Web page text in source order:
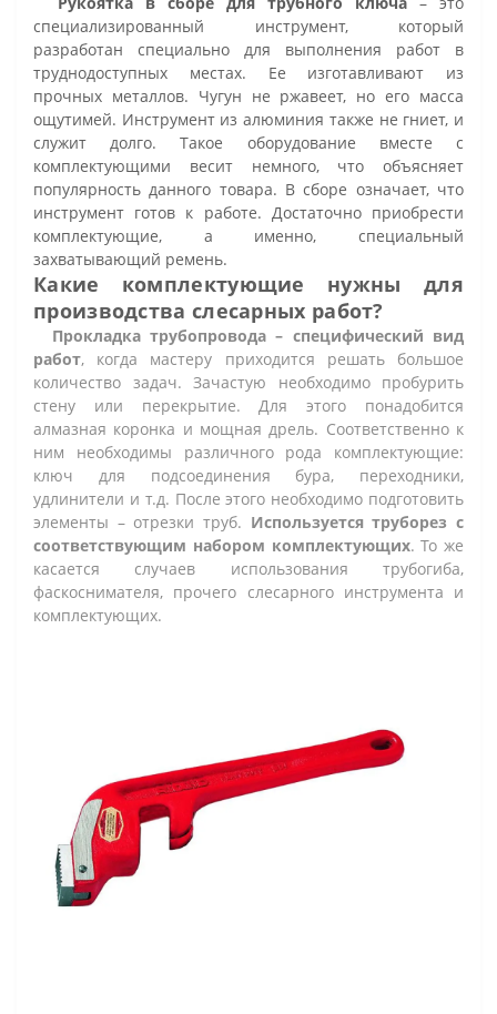
специализированный инструмент, который
разработан специально для выполнения работ в
труднодоступных местах. Ее изготавливают из
прочных металлов. Чугун не ржавеет, но его масса
ощутимей. Инструмент из алюминия также не гниет, и
служит долго. Такое оборудование вместе с
комплектующими весит немного, что объясняет
популярность данного товара. В сборе означает, что
инструмент готов к работе. Достаточно приобрести
комплектующие, а именно, специальный
захватывающий ремень.
Какие комплектующие нужны для
производства слесарных работ?
Прокладка трубопровода – специфический вид
работ, когда мастеру приходится решать большое
количество задач. Зачастую необходимо пробурить
стену или перекрытие. Для этого понадобится
алмазная коронка и мощная дрель. Соответственно к
ним необходимы различного рода комплектующие:
ключ для подсоединения бура, переходники,
удлинители и т.д. После этого необходимо подготовить
элементы – отрезки труб. Используется труборез с
соответствующим набором комплектующих. То же
касается случаев использования трубогиба,
фаскоснимателя, прочего слесарного инструмента и
комплектующих.